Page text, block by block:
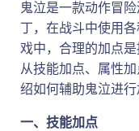
鬼泣是一款动作冒
丁，在战斗中使用
戏中，合理的加点
从技能加点、属性
绍如何辅助鬼泣进行
一、技能加点